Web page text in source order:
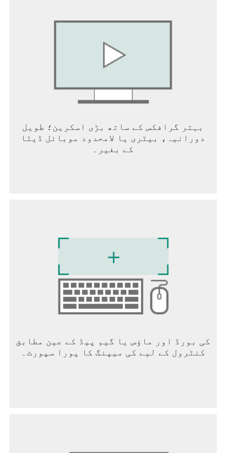
https://devportal.jamendo.com/api_terms_of_use, y
aplicación https://freemusicarchive.org/api. Todas
las pistas se pueden mencionar correctamente en
la licencia CC (sección de autor y licencia). Puede
siguiente sitio web: www.jamendo.com,
بہتر گرافکس کے ساتھ بڑی اسکرین؛ طویل
دورانیہ، بیٹری یا لامحدود موبائل ڈیٹا
کے بغیر۔
کی بورڈ اور ماؤس یا گیم پیڈ کے عین مطابق
کنٹرول کے لیے کی میپنگ کا پورا سپورٹ۔